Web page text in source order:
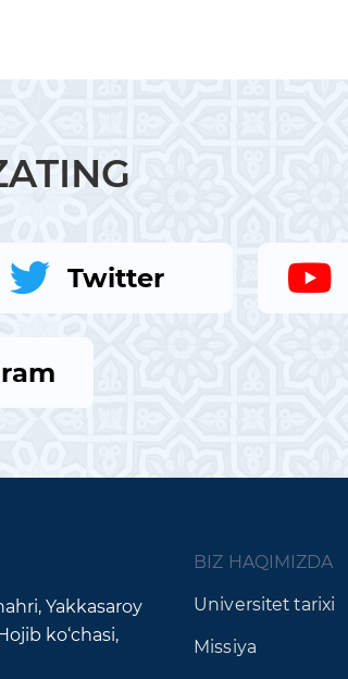
Twitter
Yakkasaroy
ko‘chasi,
BIZ HAQIMIZDA
Universitet tarixi
Missiya